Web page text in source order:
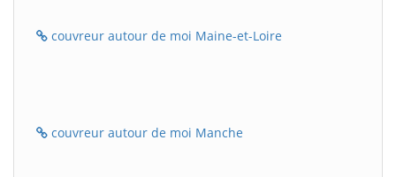
couvreur autour de moi Maine-et-Loire
couvreur autour de moi Manche